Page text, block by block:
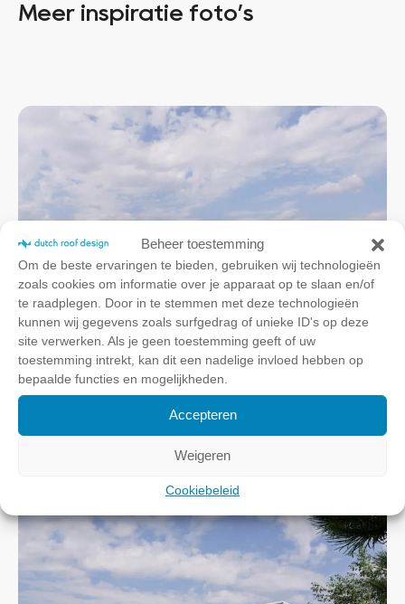
Beheer toestemming
Om de beste ervaringen te bieden, gebruiken wij technologieën
zoals cookies om informatie over je apparaat op te slaan en/of
te raadplegen. Door in te stemmen met deze technologieën
kunnen wij gegevens zoals surfgedrag of unieke ID's op deze
site verwerken. Als je geen toestemming geeft of uw
toestemming intrekt, kan dit een nadelige invloed hebben op
bepaalde functies en mogelijkheden.
Accepteren
Weigeren
Cookiebeleid
Meer inspiratie foto’s